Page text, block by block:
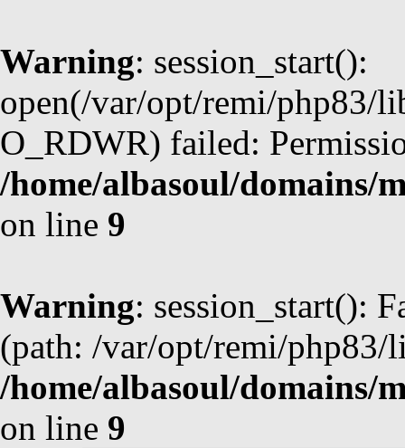
Warning: session_start():
open(/var/opt/remi/php83/
O_RDWR) failed:
/home/albasoul/domains/
on line 9
Warning: session_start():
(path: /var/opt/remi/php83/
/home/albasoul/domains/
on line 9